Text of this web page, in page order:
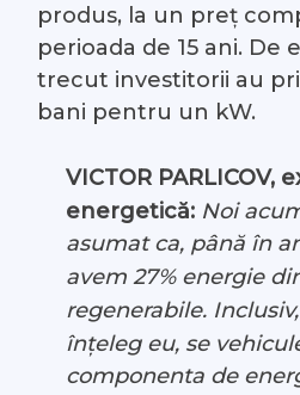
produs, la un preț
perioada de 15 ani. De
trecut investitorii au
bani pentru un kW.
VICTOR PARLICOV,
energetică: Noi
asumat ca, până în
avem 27% energie
regenerabile.
înțeleg eu, se
componenta de